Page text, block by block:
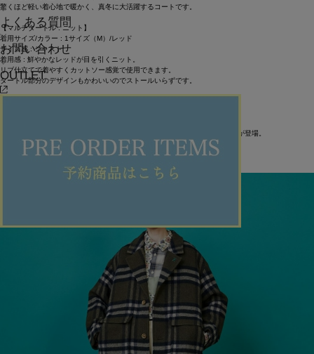
よくある質問
お問い合わせ
OUTLET
驚くほど軽い着心地で暖かく、真冬に大活躍するコートです。
【マルチタートル : ニット】
着用サイズ/カラー : 1サイズ（M）/レッド
サイズ感 : ジャスト
着用感 : 鮮やかなレッドが目を引くニット。
リブ仕立てで着やすくカットソー感覚で使用できます。
タートル部分のデザインもかわいいのでストールいらずです。
着用感 : 人気の「カーブシリーズ」から、冬に使いやすい厚手のツイル素材が登場。
深みのあるグリーンは履くだけで一気に冬らしい雰囲気に。
色違いで数本欲しくなる使いやすさです！